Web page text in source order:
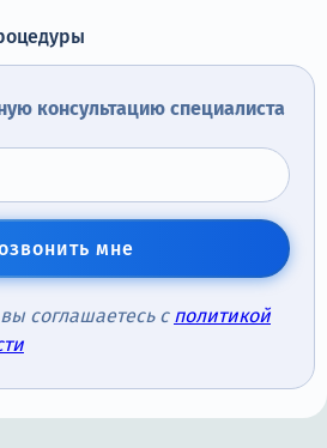
консультацию специалиста
мне
соглашаетесь с политикой